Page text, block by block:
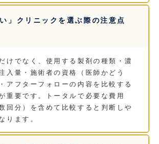
い」クリニックを選ぶ際の注意点
けでなく、使用する製剤の種類・濃
入量・施術者の資格（医師かどう
アフターフォローの内容を比較する
重要です。トータルで必要な費用
数回分）を含めて比較すると判断しや
ります。